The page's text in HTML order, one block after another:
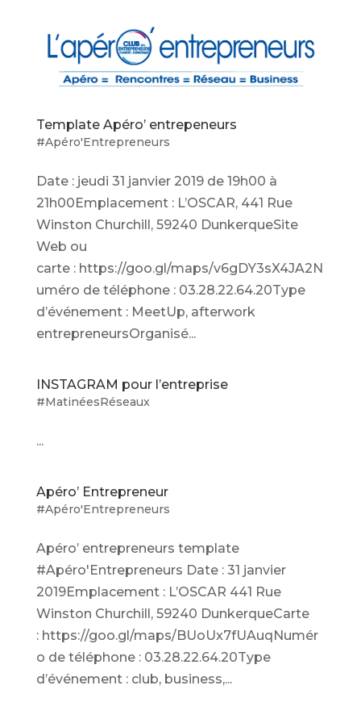
Template Apéro’ entrepeneurs
#Apéro'Entrepreneurs
Date : jeudi 31 janvier 2019 de 19h00 à
21h00Emplacement : L’OSCAR, 441 Rue
Winston Churchill, 59240 DunkerqueSite
Web ou
carte : https://goo.gl/maps/v6gDY3sX4JA2N
uméro de téléphone : 03.28.22.64.20Type
d’événement : MeetUp, afterwork
entrepreneursOrganisé...
INSTAGRAM pour l’entreprise
#MatinéesRéseaux
...
Apéro’ Entrepreneur
#Apéro'Entrepreneurs
Apéro’ entrepreneurs template
#Apéro'Entrepreneurs Date : 31 janvier
2019Emplacement : L’OSCAR 441 Rue
Winston Churchill, 59240 DunkerqueCarte
: https://goo.gl/maps/BUoUx7fUAuqNumér
o de téléphone : 03.28.22.64.20Type
d’événement : club, business,...